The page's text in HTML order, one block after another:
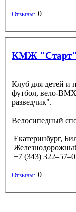
Отзывы: 0
КМЖ "Старт"
Клуб для детей и
футбол, вело-ВМХ. Военно-патриотический клуб
разведчик".
Велосипедный
Екатеринбург,
+7 (343)
Отзывы: 0